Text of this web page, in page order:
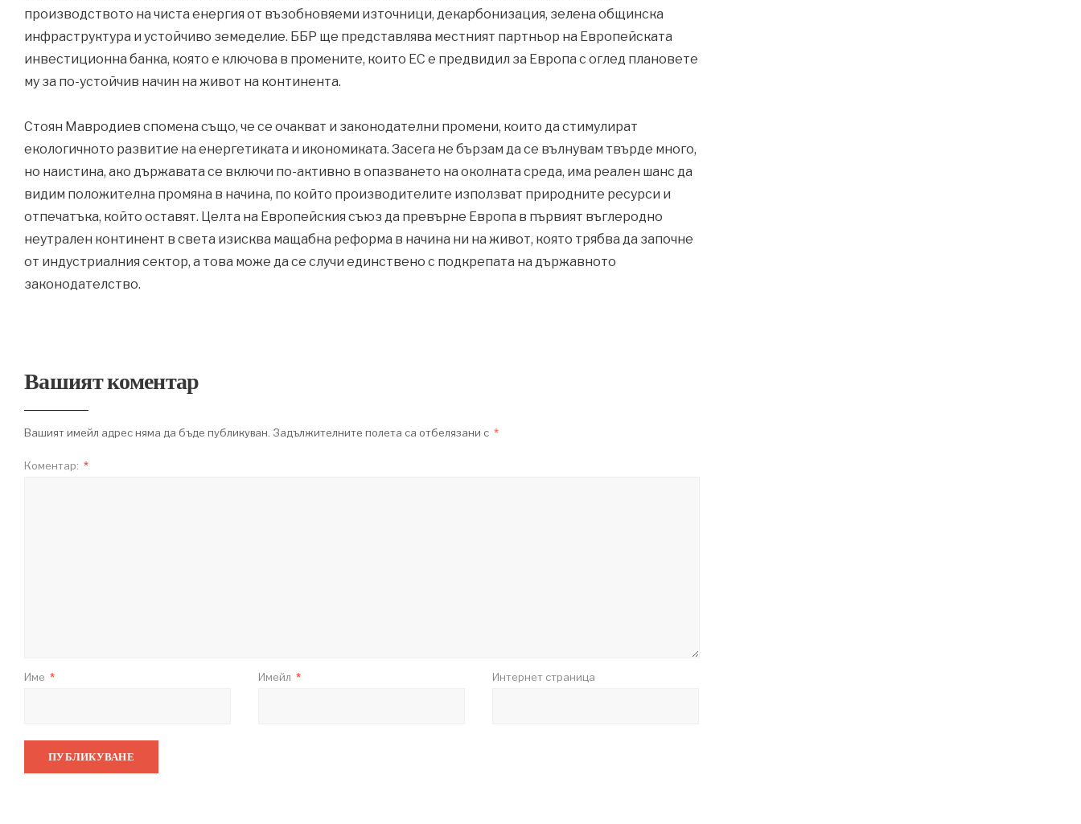
производството на чиста енергия от възобновяеми източници, декарбонизация, зелена общинска
инфраструктура и устойчиво земеделие. ББР ще представлява местният партньор на Европейската
инвестиционна банка, която е ключова в промените, които ЕС е предвидил за Европа с оглед плановете
му за по-устойчив начин на живот на континента.
Стоян Мавродиев спомена също, че се очакват и законодателни промени, които да стимулират
екологичното развитие на енергетиката и икономиката. Засега не бързам да се вълнувам твърде много,
но наистина, ако държавата се включи по-активно в опазването на околната среда, има реален шанс да
видим положителна промяна в начина, по който производителите използват природните ресурси и
отпечатъка, който оставят. Целта на Европейския съюз да превърне Европа в първият въглеродно
неутрален континент в света изисква мащабна реформа в начина ни на живот, която трябва да започне
от индустриалния сектор, а това може да се случи единствено с подкрепата на държавното
законодателство.
Вашият коментар
Вашият имейл адрес няма да бъде публикуван. Задължителните полета са отбелязани с *
Коментар: *
Име * Имейл * Интернет страница